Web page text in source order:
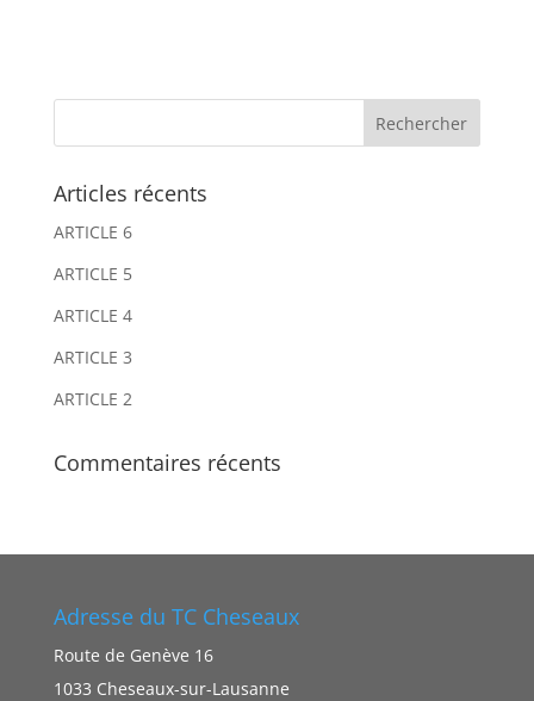
e
r
a
t
i
v
e
r
a
t
i
v
Articles récents
ARTICLE 6
ARTICLE 5
ARTICLE 4
ARTICLE 3
ARTICLE 2
Commentaires récents
Adresse du TC Cheseaux
Route de Genève 16
1033 Cheseaux-sur-Lausanne